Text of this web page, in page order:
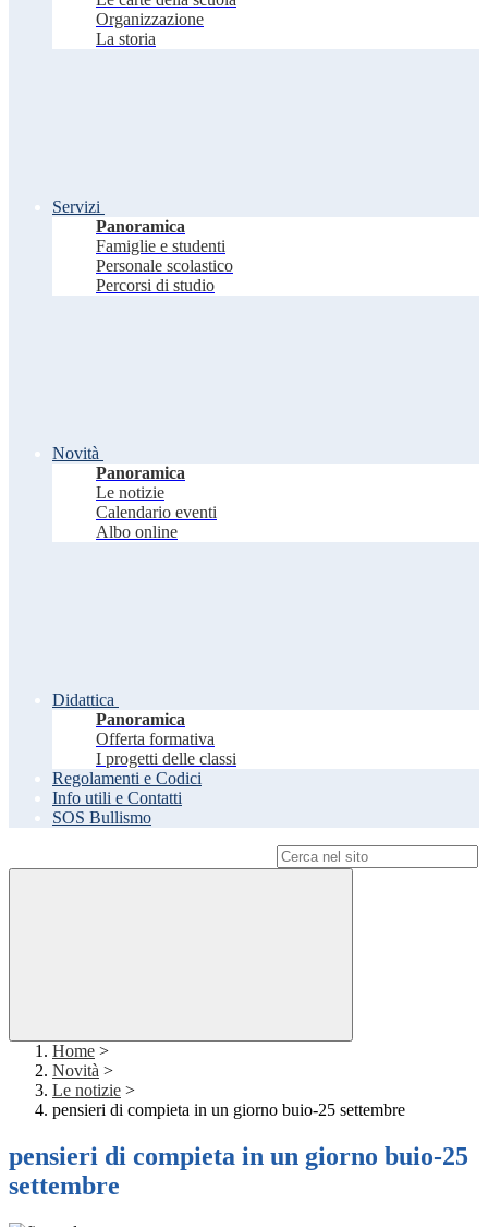
Organizzazione
La storia
Servizi
Panoramica
Famiglie e studenti
Personale scolastico
Percorsi di studio
Novità
Panoramica
Le notizie
Calendario eventi
Albo online
Didattica
Panoramica
Offerta formativa
I progetti delle classi
Regolamenti e Codici
Info utili e Contatti
SOS Bullismo
Home >
Novità >
Le notizie >
pensieri di compieta in un giorno buio-25 settembre
pensieri di compieta in un giorno buio-25
settembre